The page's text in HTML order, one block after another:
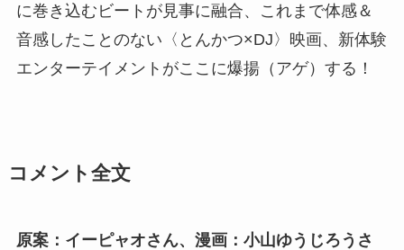
に巻き込むビートが見事に融合、これまで体感＆
音感したことのない〈とんかつ×DJ〉映画、新体験
エンターテイメントがここに爆揚（アゲ）する！
コメント全文
原案：イーピャオさん、漫画：小山ゆうじろうさ